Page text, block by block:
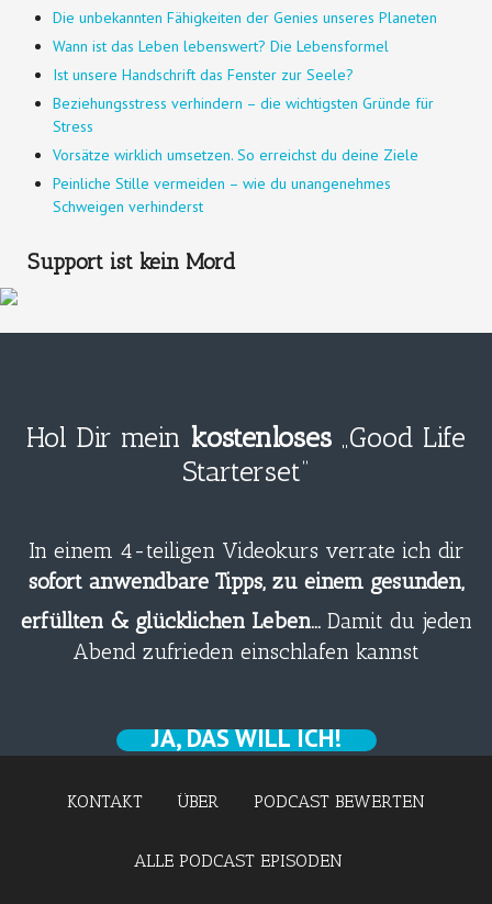
Die unbekannten Fähigkeiten der Genies unseres Planeten
Wann ist das Leben lebenswert? Die Lebensformel
Ist unsere Handschrift das Fenster zur Seele?
Beziehungsstress verhindern – die wichtigsten Gründe für
Stress
Vorsätze wirklich umsetzen. So erreichst du deine Ziele
Peinliche Stille vermeiden – wie du unangenehmes
Schweigen verhinderst
Support ist kein Mord
Hol Dir mein kostenloses „Good Life
Starterset“
In einem 4-teiligen Videokurs verrate ich dir
sofort anwendbare Tipps, zu einem gesunden,
erfüllten & glücklichen Leben…Damit du jeden
Abend zufrieden einschlafen kannst
JA, DAS WILL ICH!
KONTAKT ÜBER PODCAST BEWERTEN
ALLE PODCAST EPISODEN